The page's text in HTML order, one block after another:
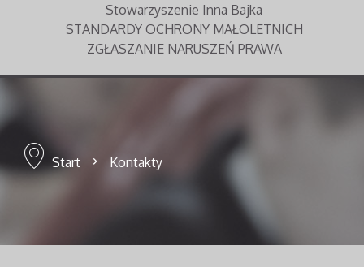
Stowarzyszenie Inna Bajka
STANDARDY OCHRONY MAŁOLETNICH
ZGŁASZANIE NARUSZEŃ PRAWA
Start Kontakty